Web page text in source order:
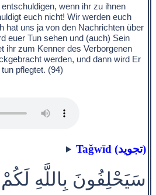
wenn ihr zu ihnen
euch nicht! Wir werden euch
hat uns ja von den Nachrichten über
euer Tun sehen und (auch) Sein
ihr zum Kenner des Verborgenen
werden, und dann wird Er
pflegtet. (94)
Taǧwīd (تجويد)
سَيَحْلِفُونَ بِاللَّهِ لَكُمْ